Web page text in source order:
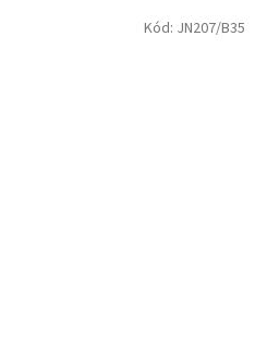
Kód: JN207/B35